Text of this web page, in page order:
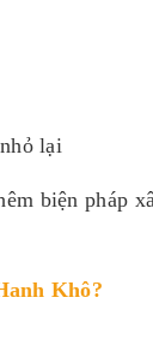
lại
biện pháp
Khô?